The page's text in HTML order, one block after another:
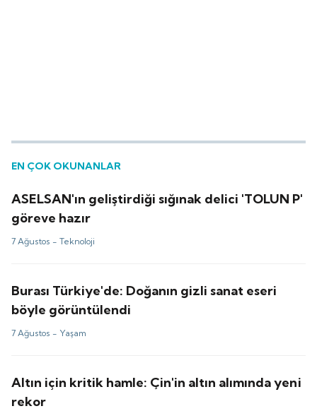
EN ÇOK OKUNANLAR
ASELSAN'ın geliştirdiği sığınak delici 'TOLUN P'
göreve hazır
7 Ağustos -Teknoloji
Burası Türkiye'de: Doğanın gizli sanat eseri
böyle görüntülendi
7 Ağustos - Yaşam
Altın için kritik hamle: Çin'in altın alımında yeni
rekor